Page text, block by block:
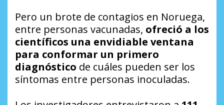
Pero un brote de contagios en Noruega,
entre personas vacunadas, ofreció a los
científicos una envidiable ventana
para conformar un primero
diagnóstico de cuáles pueden ser los
síntomas entre personas inoculadas.